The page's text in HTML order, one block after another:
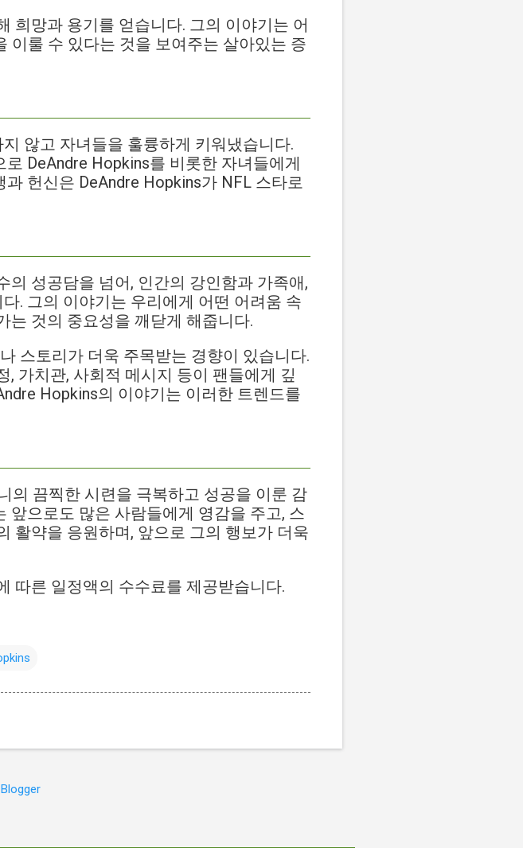
희망과 용기를 얻습니다. 그의 이야기는 어
이룰 수 있다는 것을 보여주는 살아있는 증
않고 자녀들을 훌륭하게 키워냈습니다.
DeAndre Hopkins를 비롯한 자녀들에게
헌신은 DeAndre Hopkins가 NFL 스타로
의 성공담을 넘어, 인간의 강인함과 가족애,
. 그의 이야기는 우리에게 어떤 어려움 속
는 것의 중요성을 깨닫게 해줍니다.
스토리가 더욱 주목받는 경향이 있습니다.
가치관, 사회적 메시지 등이 팬들에게 깊
Hopkins의 이야기는 이러한 트렌드를
의 끔찍한 시련을 극복하고 성공을 이룬 감
앞으로도 많은 사람들에게 영감을 주고, 스
활약을 응원하며, 앞으로 그의 행보가 더욱
따른 일정액의 수수료를 제공받습니다.